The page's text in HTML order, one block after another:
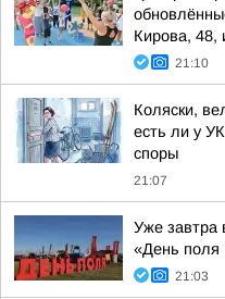
Кирова, 48,
21:10
Коляски,
есть ли у
споры
21:07
Уже завтра
«День поля
21:03